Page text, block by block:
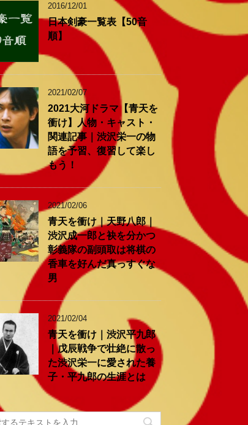
2016/12/01
日本剣豪一覧表【50音
順】
2021/02/07
2021大河ドラマ【青天を
衝け】人物・キャスト・
関連記事｜渋沢栄一の物
語を予習、復習して楽し
もう！
2021/02/06
青天を衝け｜天野八郎｜
渋沢成一郎と袂を分かつ
彰義隊の副頭取は将棋の
香車を好んだ真っすぐな
男
2021/02/04
青天を衝け｜渋沢平九郎
｜戊辰戦争で壮絶に散っ
た渋沢栄一に愛された養
子・平九郎の生涯とは